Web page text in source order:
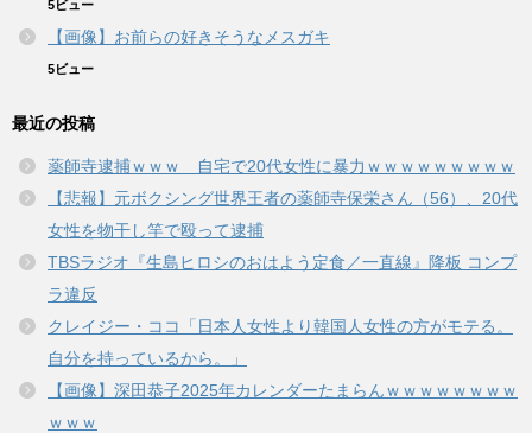
5ビュー
【画像】お前らの好きそうなメスガキ
5ビュー
最近の投稿
薬師寺逮捕ｗｗｗ 自宅で20代女性に暴力ｗｗｗｗｗｗｗｗｗ
【悲報】元ボクシング世界王者の薬師寺保栄さん（56）、20代
女性を物干し竿で殴って逮捕
TBSラジオ『生島ヒロシのおはよう定食／一直線』降板 コンプ
ラ違反
クレイジー・ココ「日本人女性より韓国人女性の方がモテる。
自分を持っているから。」
【画像】深田恭子2025年カレンダーたまらんｗｗｗｗｗｗｗｗ
ｗｗｗ